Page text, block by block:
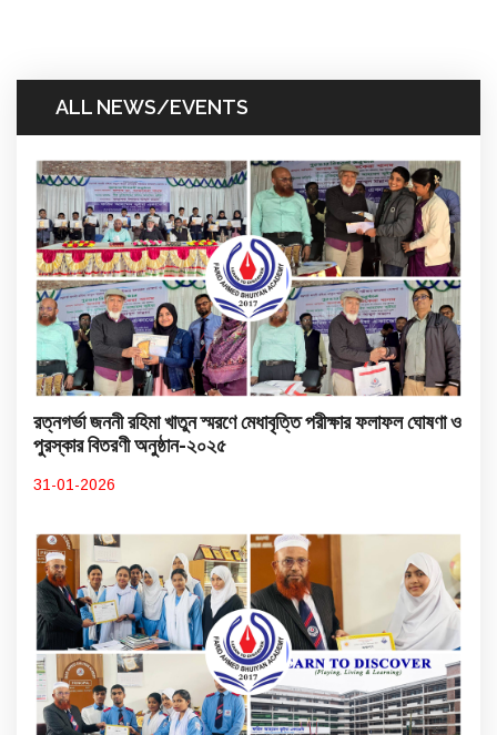
ALL NEWS/EVENTS
রত্নগর্ভা জননী রহিমা খাতুন স্মরণে মেধাবৃত্তি পরীক্ষার ফলাফল ঘোষণা ও
পুরস্কার বিতরণী অনুষ্ঠান-২০২৫
31-01-2026